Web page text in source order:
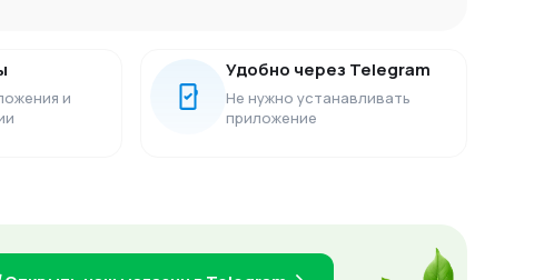
и
Удобно через Telegram
Не нужно устанавливать
приложение